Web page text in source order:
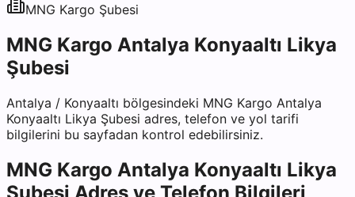
MNG Kargo Şubesi
MNG Kargo Antalya Konyaaltı Likya
Şubesi
Antalya / Konyaaltı bölgesindeki MNG Kargo Antalya
Konyaaltı Likya Şubesi adres, telefon ve yol tarifi
bilgilerini bu sayfadan kontrol edebilirsiniz.
MNG Kargo Antalya Konyaaltı Likya